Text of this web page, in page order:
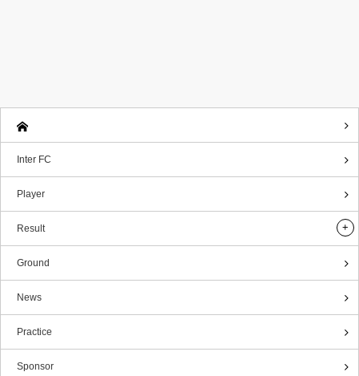
Inter FC
Player
Result
Ground
News
Practice
Sponsor